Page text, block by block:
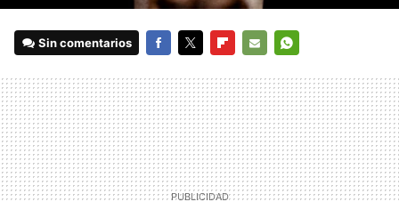
Sin comentarios
MAIL